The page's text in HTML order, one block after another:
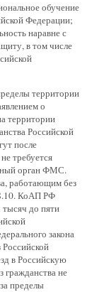
обучение
Федерации;
наравне с
в том числе
территории
о
территории
Российской
после
требуется
орган ФМС.
работающим без
КоАП РФ
до пяти
закона
в Российскую
не
пределы